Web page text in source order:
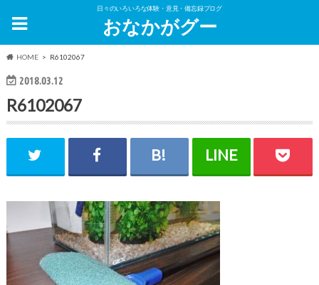
日々のいろいろな体験・意見・備忘録ブログ
おなかがグー
HOME R6102067
2018.03.12
R6102067